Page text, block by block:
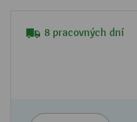
8 pracovných dní